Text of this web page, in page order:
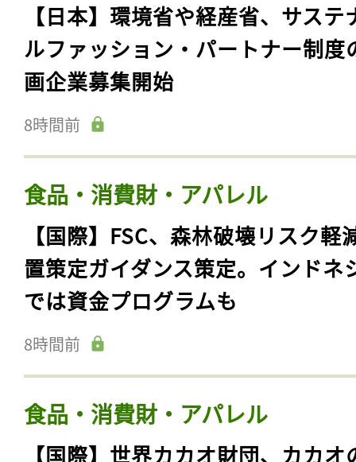
【日本】環境省や経産省、サステ
ルファッション・パートナー制度
画企業募集開始
8時間前
食品・消費財・アパレル
【国際】FSC、森林破壊リスク軽
置策定ガイダンス策定。インドネ
では資金プログラムも
8時間前
食品・消費財・アパレル
【国際】世界カカオ財団、カカオ